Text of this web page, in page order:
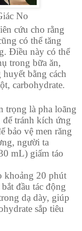
No
cứu cho rằng
có thể tăng
Điều này có thể
trong bữa ăn,
bằng cách
carbohydrate.
trọng là pha loãng
tránh kích ứng
bảo vệ men răng
người ta
mL) giấm táo
khoảng 20 phút
đầu tác động
dạ dày, giúp
sắp tiêu